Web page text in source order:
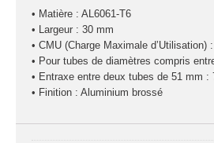
Pied et structure
Poursuite
Projecteurs led
divers
• Matière : AL6061-T6
• Largeur : 30 mm
• CMU (Charge Maximale d’Utilisation)
• Pour tubes de diamètres compris
• Entraxe entre deux tubes de 51 mm :
• Finition : Aluminium brossé